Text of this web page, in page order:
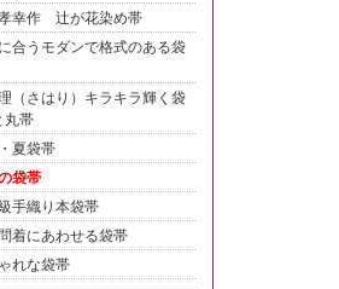
幸作 辻が花染め帯
合うモダンで格式のある袋
（さはり）キラキラ輝く袋
丸帯
夏袋帯
袋帯
手織り本袋帯
着にあわせる袋帯
れな袋帯